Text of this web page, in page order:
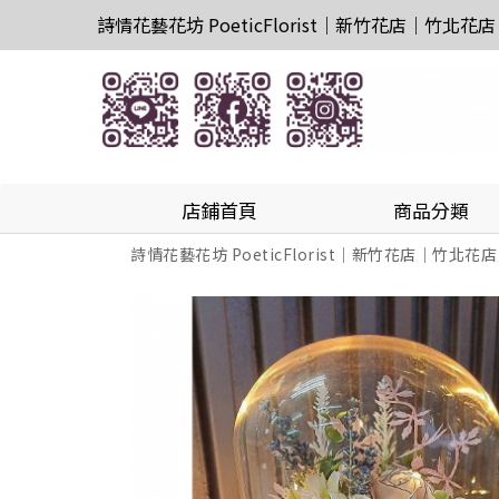
詩情花藝花坊 PoeticFlorist｜新竹花店｜竹北花店
店鋪首頁 商品分類
詩情花藝花坊 PoeticFlorist｜新竹花店｜竹北花店